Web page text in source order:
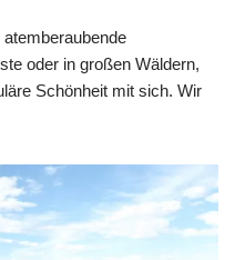
oder in großen Wäldern,
Schönheit mit sich. Wir